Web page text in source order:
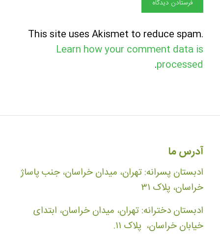
This site uses Akismet to reduce spam.
Learn how your comment data is
processed
.
آدرس ما
ادبستان پسرانه: تهران، میدان خراسان، جنب پاساژ
خراسان، پلاک ۳۱
ادبستان دخترانه: تهران، میدان خراسان، ابتدای
خیابان خراسان، پلاک ۱۱.